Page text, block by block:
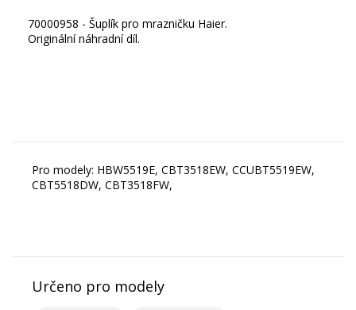
70000958 - Šuplík pro mrazničku Haier.
Originální náhradní díl.
Pro modely: HBW5519E, CBT3518EW, CCUBT5519EW,
CBT5518DW, CBT3518FW,
Určeno pro modely